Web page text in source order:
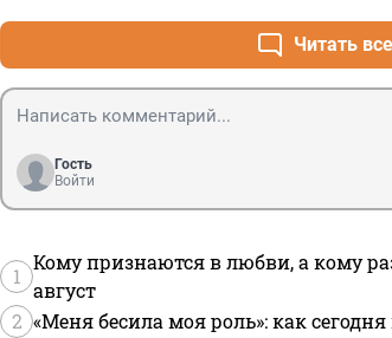
Читать
Гость
Войти
1
Кому признаются в любви, а кому
август
2 «Меня бесила моя роль»: как